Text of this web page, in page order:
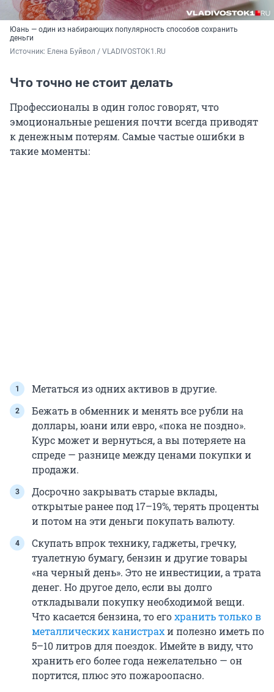
Юань — один из набирающих популярность способов сохранить
деньги
Источник: Елена Буйвол / VLADIVOSTOK1.RU
Что точно не стоит делать
Профессионалы в один голос говорят, что
эмоциональные решения почти всегда приводят
к денежным потерям. Самые частые ошибки в
такие моменты:
Метаться из одних активов в другие.
Бежать в обменник и менять все рубли на
доллары, юани или евро, «пока не поздно».
Курс может и вернуться, а вы потеряете на
спреде — разнице между ценами покупки и
продажи.
Досрочно закрывать старые вклады,
открытые ранее под 17–19%, терять проценты
и потом на эти деньги покупать валюту.
Скупать впрок технику, гаджеты, гречку,
туалетную бумагу, бензин и другие товары
«на черный день». Это не инвестиции, а трата
денег. Но другое дело, если вы долго
откладывали покупку необходимой вещи.
Что касается бензина, то егохранить только в
металлических канистрахи полезно иметь по
5–10 литров для поездок. Имейте в виду, что
хранить его более года нежелательно — он
портится, плюс это пожароопасно.